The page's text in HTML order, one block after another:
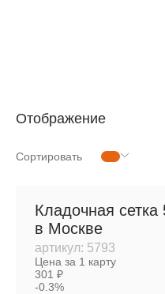
Отображение
Сортировать
Кладочная
в Москве
артикул: 5793
Цена за 1 карту
301 ₽
-0.3%